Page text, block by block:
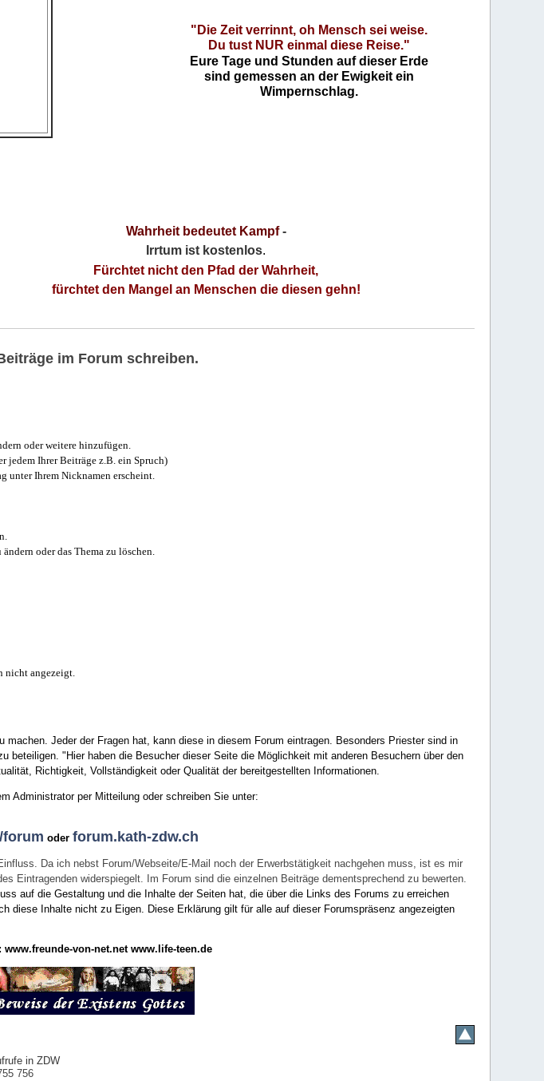
"Die Zeit verrinnt, oh Mensch sei weise.
Du tust NUR einmal diese Reise."
Eure Tage und Stunden auf dieser Erde
sind gemessen an der Ewigkeit ein
Wimpernschlag.
Wahrheit bedeutet Kampf-
Irrtum ist kostenlos.
Fürchtet nicht den Pfad der Wahrheit,
fürchtet den Mangel an Menschen die diesen gehn!
im Forum schreiben.
oder weitere hinzufügen.
jedem Ihrer Beiträge z.B. ein Spruch)
Ihrem Nicknamen erscheint.
oder das Thema zu löschen.
nicht angezeigt.
Jeder der Fragen hat, kann diese in diesem Forum eintragen. Besonders Priester sind in
"Hier haben die Besucher dieser Seite die Möglichkeit mit anderen Besuchern über den
Richtigkeit, Vollständigkeit oder Qualität der bereitgestellten Informationen.
Administrator per Mitteilung oder schreiben Sie unter:
forum oderforum.kath-zdw.ch
Da ich nebst Forum/Webseite/E-Mail noch der Erwerbstätigkeit nachgehen muss, ist es mir
Eintragenden widerspiegelt. Im Forum sind die einzelnen Beiträge dementsprechend zu bewerten.
auf die Gestaltung und die Inhalte der Seiten hat, die über die Links des Forums zu erreichen
diese Inhalte nicht zu Eigen. Diese Erklärung gilt für alle auf dieser Forumspräsenz angezeigten
www.freunde-von-net.net www.life-teen.de
in ZDW
756